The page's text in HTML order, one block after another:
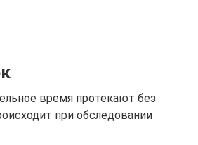
время протекают без
при обследовании